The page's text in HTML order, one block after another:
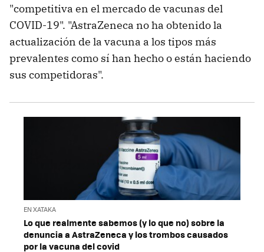
"competitiva en el mercado de vacunas del
COVID-19". "AstraZeneca no ha obtenido la
actualización de la vacuna a los tipos más
prevalentes como sí han hecho o están haciendo
sus competidoras".
EN XATAKA
Lo que realmente sabemos (y lo que no) sobre la
denuncia a AstraZeneca y los trombos causados
por la vacuna del covid